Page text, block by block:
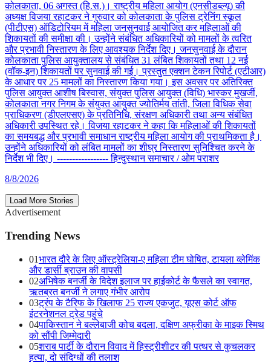
कोलकाता, 06 अगस्त (हि.स.)। राष्ट्रीय महिला आयोग (एनसीडब्ल्यू) की
अध्यक्ष विजया रहाटकर ने गुरुवार को कोलकाता के पुलिस ट्रेनिंग स्कूल
(पीटीएस) ऑडिटोरियम में महिला जनसुनवाई आयोजित कर महिलाओं की
शिकायतों की समीक्षा की। उन्होंने संबंधित अधिकारियों को मामलों के त्वरित
और प्रभावी निस्तारण के लिए आवश्यक निर्देश दिए। जनसुनवाई के दौरान
कोलकाता पुलिस आयुक्तालय से संबंधित 31 लंबित शिकायतों तथा 12 नई
(वॉक-इन) शिकायतों पर सुनवाई की गई। प्रस्तुत एक्शन टेकन रिपोर्ट (एटीआर)
के आधार पर 25 मामलों का निस्तारण किया गया। इस अवसर पर अतिरिक्त
पुलिस आयुक्त आशीष बिस्वास, संयुक्त पुलिस आयुक्त (विधि) भास्कर मुखर्जी,
कोलकाता नगर निगम के संयुक्त आयुक्त ज्योतिर्मय तांती, जिला विधिक सेवा
प्राधिकरण (डीएलएसए) के प्रतिनिधि, संरक्षण अधिकारी तथा अन्य संबंधित
अधिकारी उपस्थित रहे। विजया रहाटकर ने कहा कि महिलाओं की शिकायतों
का समयबद्ध और प्रभावी समाधान राष्ट्रीय महिला आयोग की प्राथमिकता है।
उन्होंने अधिकारियों को लंबित मामलों का शीघ्र निस्तारण सुनिश्चित करने के
निर्देश भी दिए। ----------------- हिन्दुस्थान समाचार / ओम पराशर
8/8/2026
Load More Stories
Advertisement
Trending News
01भारत दौरे के लिए ऑस्ट्रेलिया-ए महिला टीम घोषित, टायला व्लेमिंक
और डार्सी ब्राउन की वापसी
02अभिषेक बनर्जी के विदेश इलाज पर हाईकोर्ट के फैसले का स्वागत,
ऋतब्रत बनर्जी ने लगाए गंभीर आरोप
03ट्रंप के टैरिफ के खिलाफ 25 राज्य एकजुट, यूएस कोर्ट ऑफ
इंटरनेशनल ट्रेड पहुंचे
04पाकिस्तान ने बल्लेबाजी कोच बदला, दक्षिण अफ्रीका के माइक स्मिथ
को सौंपी जिम्मेदारी
05शराब पार्टी के दौरान विवाद में हिस्ट्रीशीटर की पत्थर से कुचलकर
हत्या, दो संदिग्धों की तलाश